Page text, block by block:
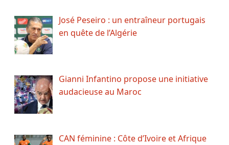
José Peseiro : un entraîneur portugais
en quête de l’Algérie
Gianni Infantino propose une initiative
audacieuse au Maroc
CAN féminine : Côte d’Ivoire et Afrique